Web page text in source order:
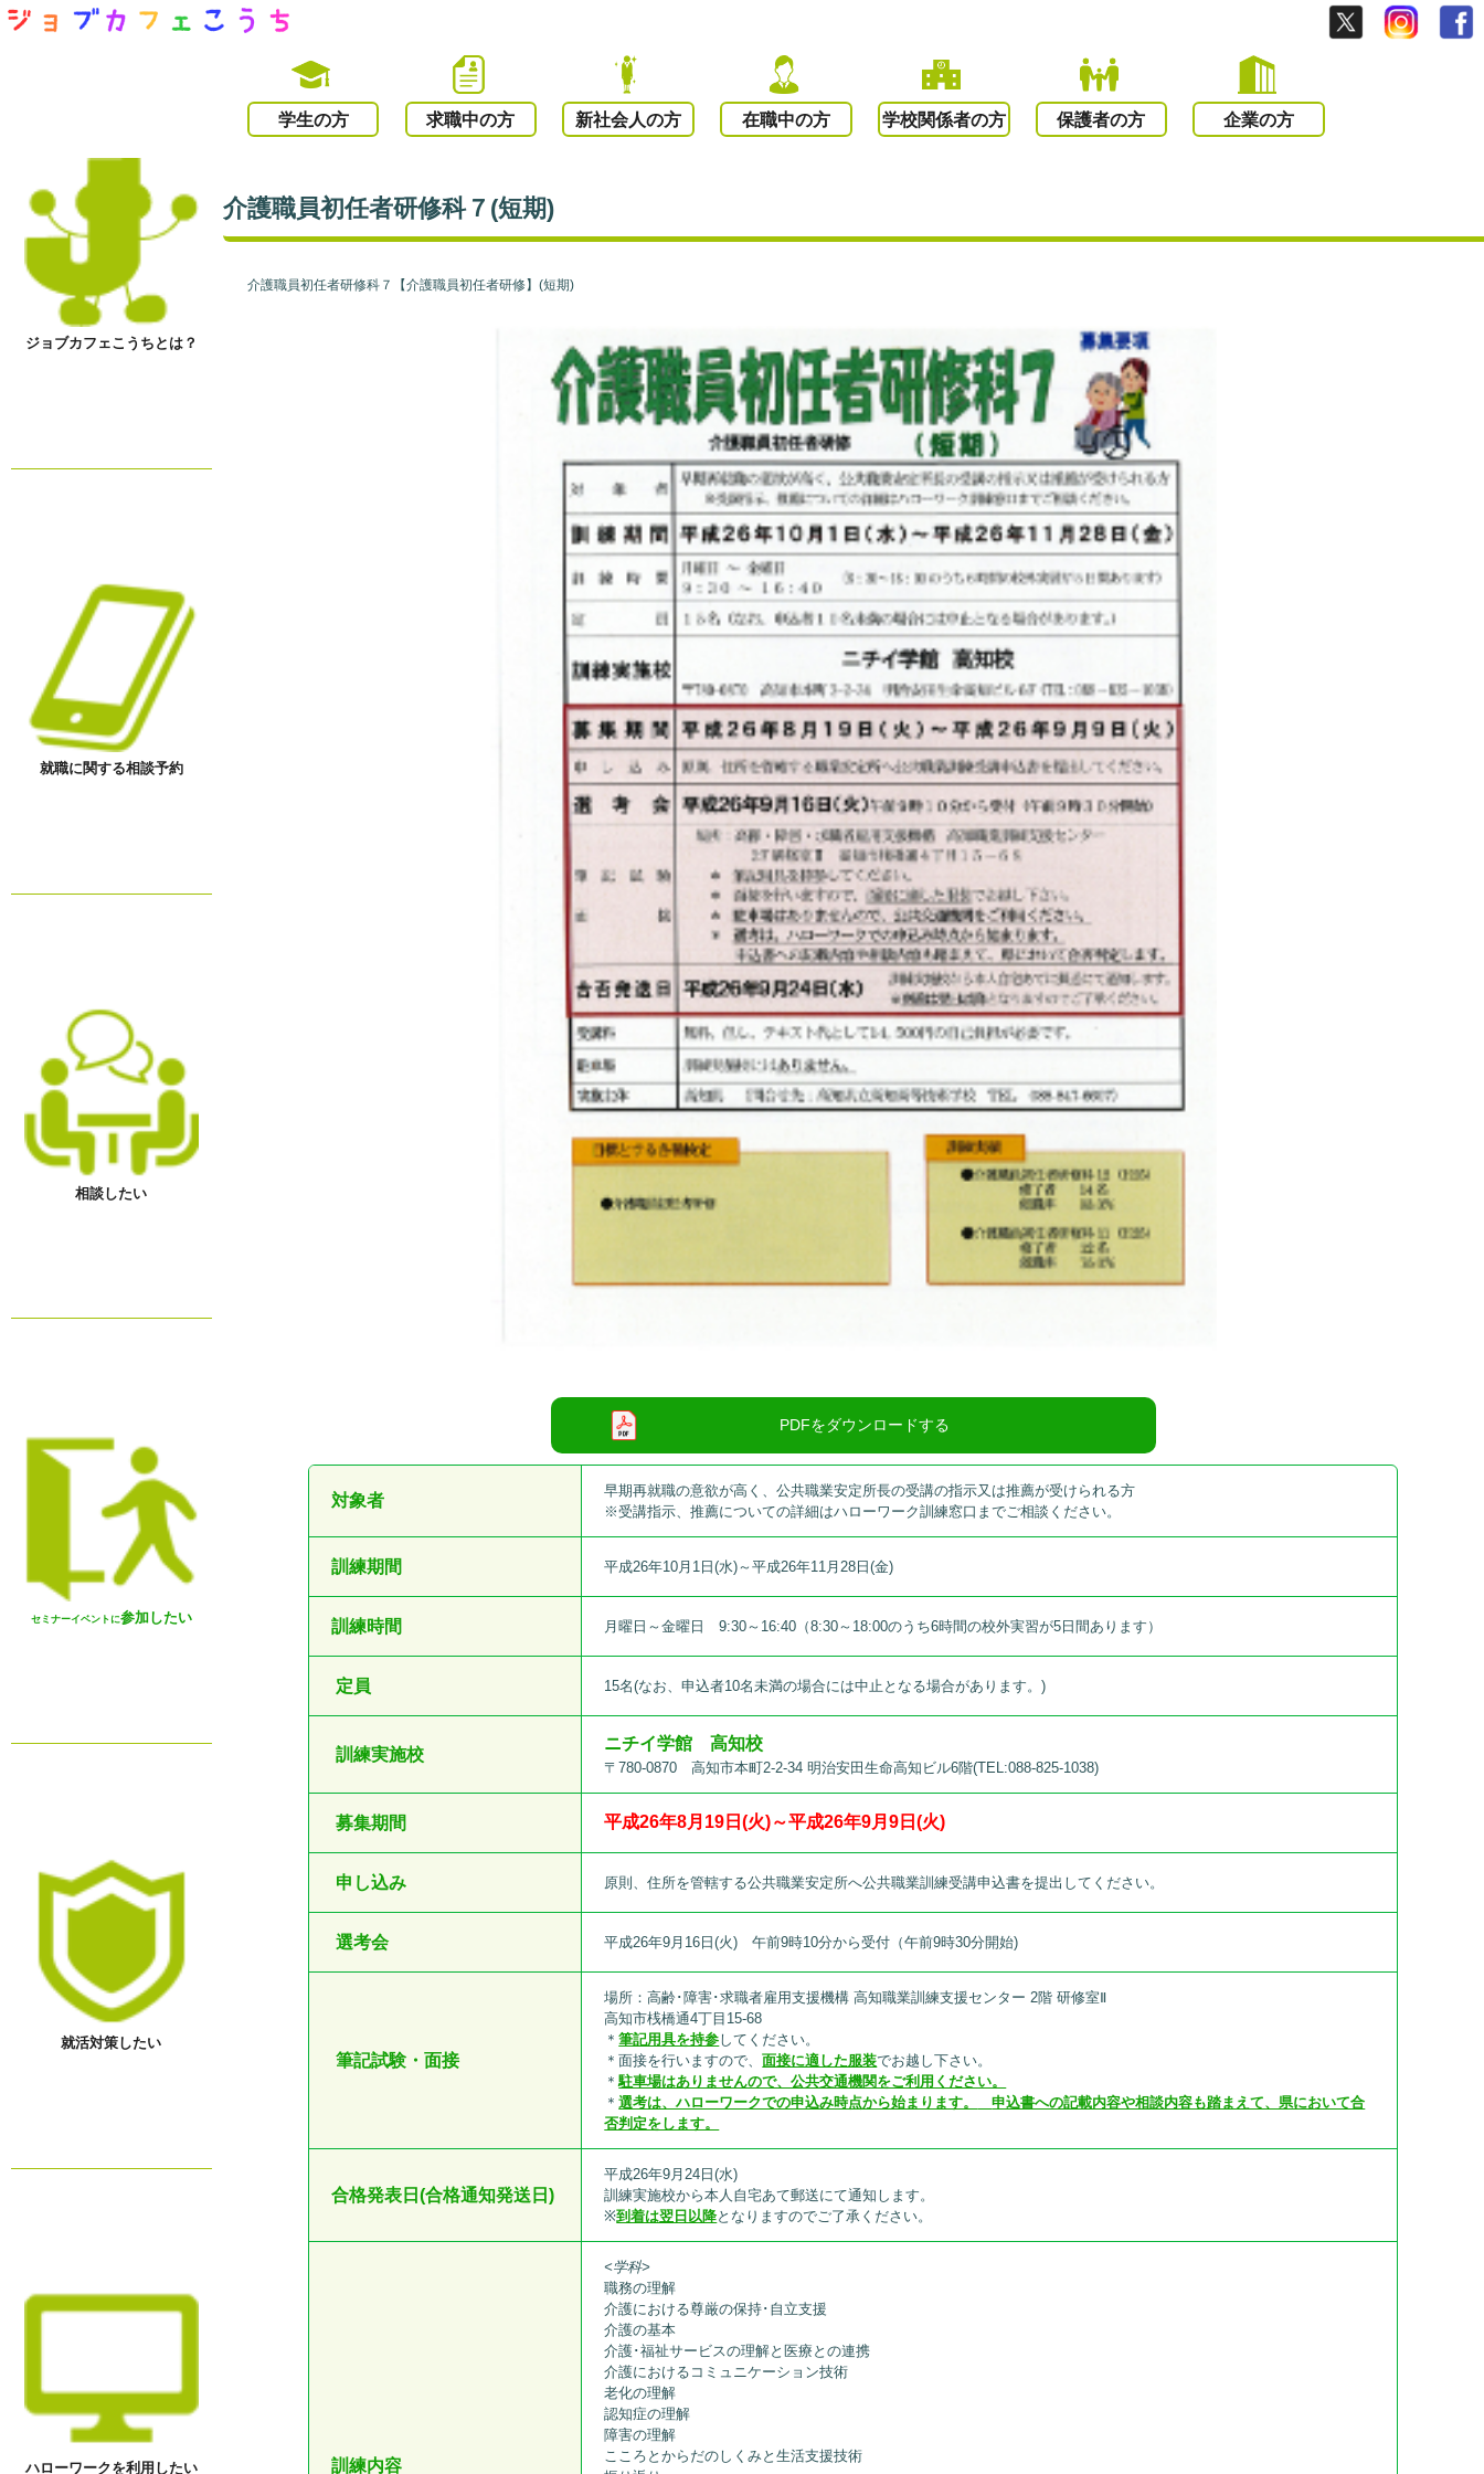
学生の方 求職中の方 新社会人の方 在職中の方 学校関係者の方 保護者の方 企業の方
ジョブカフェこうちとは？
就職に関する相談予約
相談したい
セミナーイベントに参加したい
就活対策したい
ハローワークを利用したい
介護職員初任者研修科７(短期)
介護職員初任者研修科７【介護職員初任者研修】(短期)
対象者
早期再就職の意欲が高く、公共職業安定所長の受講の指示又は推薦が受けられる方
※受講指示、推薦についての詳細はハローワーク訓練窓口までご相談ください。
訓練期間 平成26年10月1日(水)～平成26年11月28日(金)
訓練時間 月曜日～金曜日 9:30～16:40（8:30～18:00のうち6時間の校外実習が5日間あります）
定員 15名(なお、申込者10名未満の場合には中止となる場合があります。)
訓練実施校
ニチイ学館 高知校
〒780-0870 高知市本町2-2-34 明治安田生命高知ビル6階(TEL:088-825-1038)
募集期間 平成26年8月19日(火)～平成26年9月9日(火)
申し込み 原則、住所を管轄する公共職業安定所へ公共職業訓練受講申込書を提出してください。
選考会 平成26年9月16日(火) 午前9時10分から受付（午前9時30分開始)
筆記試験・面接
場所：高齢･障害･求職者雇用支援機構 高知職業訓練支援センター 2階 研修室Ⅱ
高知市桟橋通4丁目15-68
＊筆記用具を持参してください。
＊面接を行いますので、面接に適した服装でお越し下さい。
＊駐車場はありませんので、公共交通機関をご利用ください。
＊選考は、ハローワークでの申込み時点から始まります。
申込書への記載内容や相談内容も踏まえて、県において合
否判定をします。
合格発表日(合格通知発送日)
平成26年9月24日(水)
訓練実施校から本人自宅あて郵送にて通知します。
※到着は翌日以降となりますのでご了承ください。
訓練内容
<学科>
職務の理解
介護における尊厳の保持･自立支援
介護の基本
介護･福祉サービスの理解と医療との連携
介護におけるコミュニケーション技術
老化の理解
認知症の理解
障害の理解
こころとからだのしくみと生活支援技術